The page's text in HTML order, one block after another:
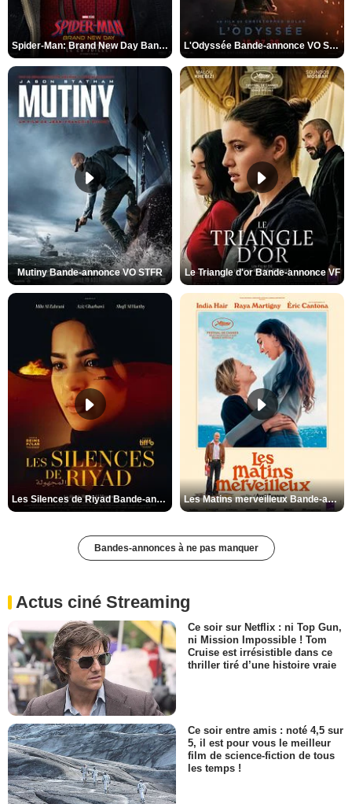
Spider-Man: Brand New Day Bande-annonce VO STFR L'Odyssée Bande-annonce VO STFR
Mutiny Bande-annonce VO STFR Le Triangle d'or Bande-annonce VF
Les Silences de Riyad Bande-annonce VO STFR Les Matins merveilleux Bande-annonce VF
Bandes-annonces à ne pas manquer
Actus ciné Streaming
Ce soir sur Netflix : ni Top Gun,
ni Mission Impossible ! Tom
Cruise est irrésistible dans ce
thriller tiré d’une histoire vraie
Ce soir entre amis : noté 4,5 sur
5, il est pour vous le meilleur
film de science-fiction de tous
les temps !